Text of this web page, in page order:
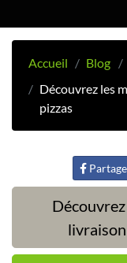
Accueil Blog
Découvrez les
pizzas